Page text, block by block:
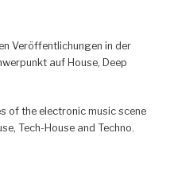
Veröffentlichungen in der
auf House, Deep
of the electronic music scene
Tech-House and Techno.